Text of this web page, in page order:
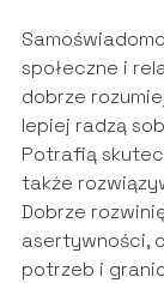
społeczne i
dobrze
lepiej radzą
Potrafią
także
Dobrze
asertywności,
potrzeb i